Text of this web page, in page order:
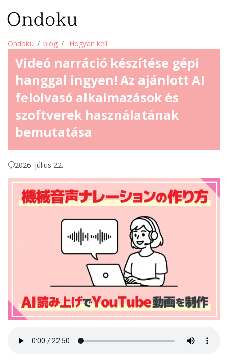
Ondoku blog Hogyan kell
Videó narráció készítése gépi
hanggal ingyen! Az ajánlott AI
felolvasó alkalmazások és
szoftverek használatának
bemutatása
2026. július 22.